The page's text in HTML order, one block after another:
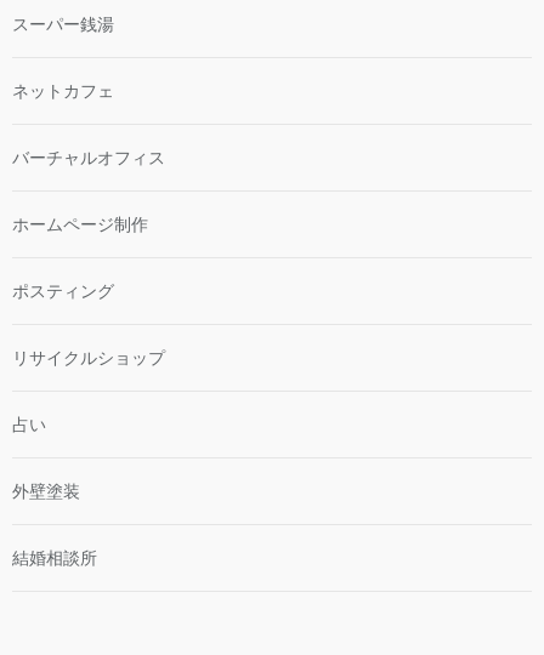
スーパー銭湯
ネットカフェ
バーチャルオフィス
ホームページ制作
ポスティング
リサイクルショップ
占い
外壁塗装
結婚相談所